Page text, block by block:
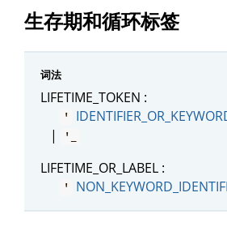
生存期和循环标签
词法
LIFETIME_TOKEN :
'
|
'_
LIFETIME_OR_LABEL :
'